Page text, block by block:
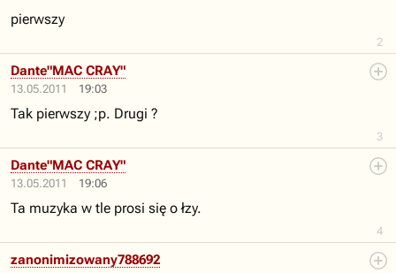
2
pierwszy
13.05.2011 19:03
3
Dante"MAC CRAY"
Tak pierwszy ;p. Drugi ?
13.05.2011 19:06
4
Dante"MAC CRAY"
Ta muzyka w tle prosi się o łzy.
zanonimizowany788692